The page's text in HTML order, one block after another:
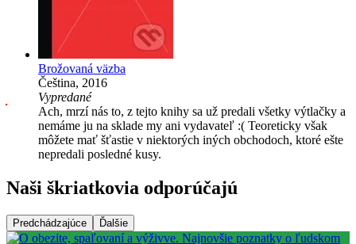
Brožovaná väzba
Čeština, 2016
Vypredané
Ach, mrzí nás to, z tejto knihy sa už predali všetky výtlačky a
nemáme ju na sklade my ani vydavateľ :( Teoreticky však
môžete mať šťastie v niektorých iných obchodoch, ktoré ešte
nepredali posledné kusy.
Naši škriatkovia odporúčajú
Predchádzajúce Ďalšie